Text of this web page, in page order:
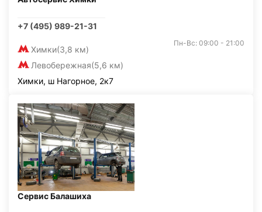
+7 (495) 989-21-31
Химки(3,8 км)
Левобережная(5,6 км)
Пн-Вс: 09:00 - 21:00
Химки, ш Нагорное, 2к7
Сервис Балашиха